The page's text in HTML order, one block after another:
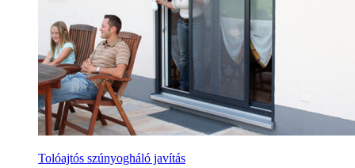
Tolóajtós szúnyogháló javítás